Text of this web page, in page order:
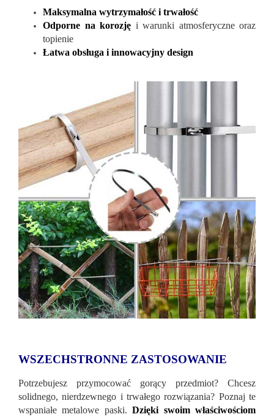
Maksymalna wytrzymałość i trwałość
Odporne na korozję i warunki atmosferyczne oraz
topienie
Łatwa obsługa i innowacyjny design
WSZECHSTRONNE ZASTOSOWANIE
Potrzebujesz przymocować gorący przedmiot? Chcesz
solidnego, nierdzewnego i trwałego rozwiązania? Poznaj te
wspaniałe metalowe paski.Dzięki swoim właściwościom